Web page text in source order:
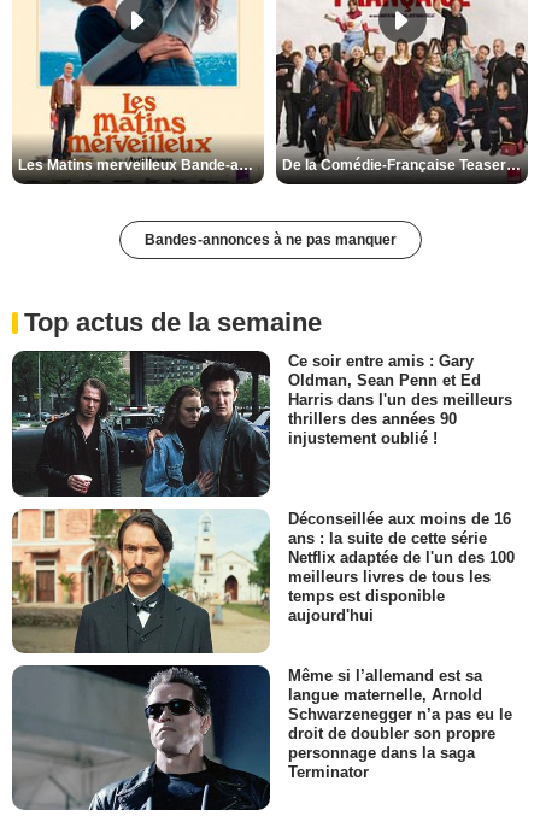
Les Matins merveilleux Bande-annonce VF De la Comédie-Française Teaser VF
Bandes-annonces à ne pas manquer
Top actus de la semaine
Ce soir entre amis : Gary
Oldman, Sean Penn et Ed
Harris dans l'un des meilleurs
thrillers des années 90
injustement oublié !
Déconseillée aux moins de 16
ans : la suite de cette série
Netflix adaptée de l'un des 100
meilleurs livres de tous les
temps est disponible
aujourd'hui
Même si l’allemand est sa
langue maternelle, Arnold
Schwarzenegger n’a pas eu le
droit de doubler son propre
personnage dans la saga
Terminator